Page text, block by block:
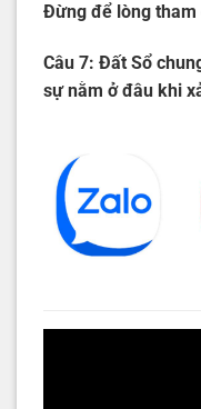
Đừng để lòng tham
Câu 7: Đất Sổ
sự nằm ở đâu khi